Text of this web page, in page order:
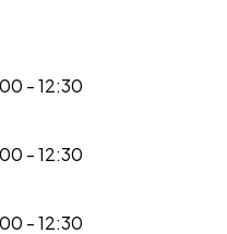
- 12:30
- 12:30
- 12:30